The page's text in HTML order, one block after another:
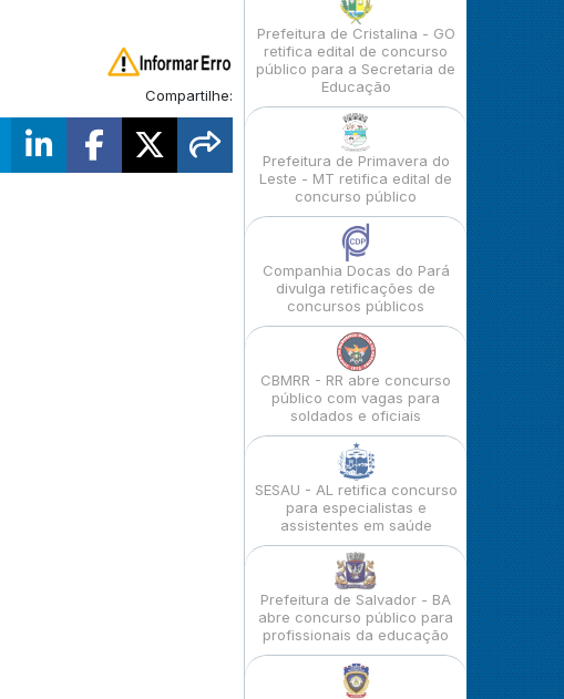
Compartilhe:
Prefeitura de Cristalina - GO
retifica edital de concurso
público para a Secretaria de
Educação
Prefeitura de Primavera do
Leste - MT retifica edital de
concurso público
Companhia Docas do Pará
divulga retificações de
concursos públicos
CBMRR - RR abre concurso
público com vagas para
soldados e oficiais
SESAU - AL retifica concurso
para especialistas e
assistentes em saúde
Prefeitura de Salvador - BA
abre concurso público para
profissionais da educação